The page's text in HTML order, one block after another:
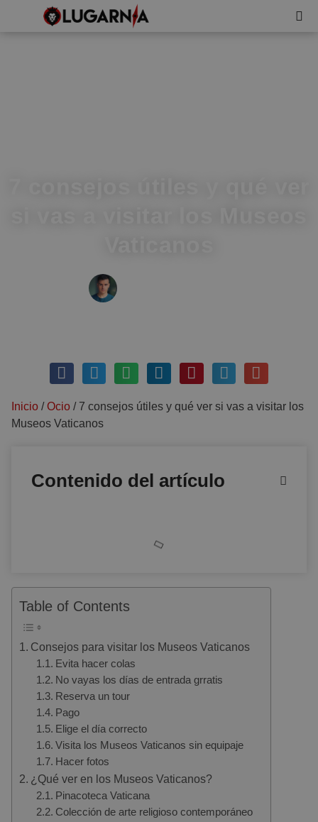
Inicio /Ocio / 7 consejos útiles y qué ver si vas a visitar los
Museos Vaticanos
Contenido del artículo
Table of Contents
Consejos para visitar los Museos Vaticanos
Evita hacer colas
No vayas los días de entrada grratis
Reserva un tour
Pago
Elige el día correcto
Visita los Museos Vaticanos sin equipaje
Hacer fotos
¿Qué ver en los Museos Vaticanos?
Pinacoteca Vaticana
Colección de arte religioso contemporáneo